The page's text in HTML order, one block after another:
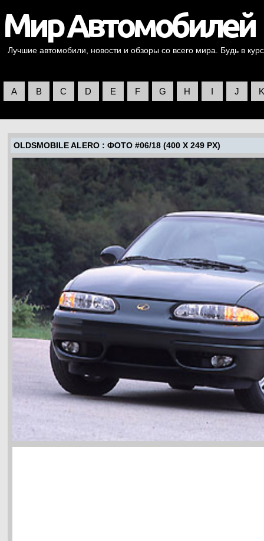
Лучшие автомобили, новости и обзоры со всего мира. Будь в
A B C D E F G H I J K
OLDSMOBILE ALERO : ФОТО #06/18 (400 X 249 PX)